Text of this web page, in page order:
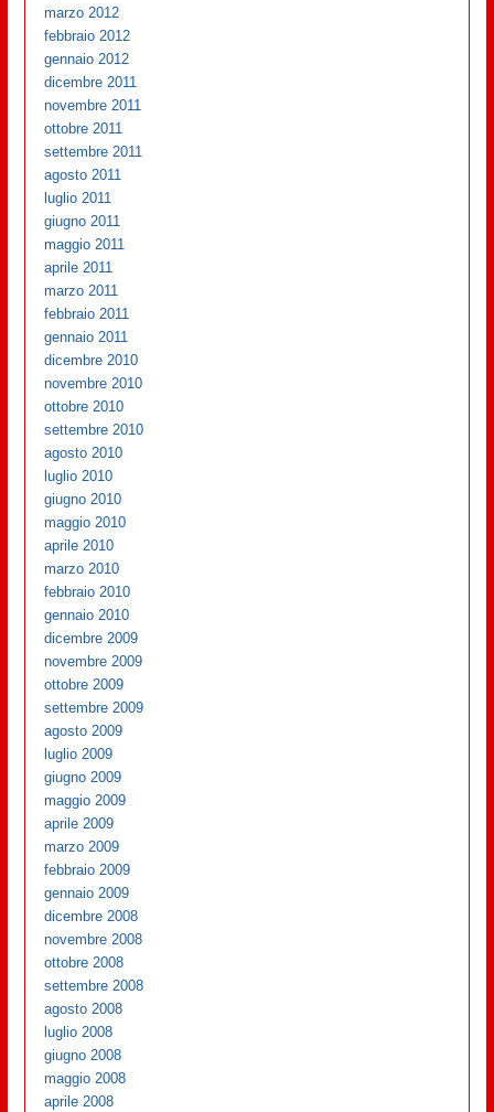
marzo 2012
febbraio 2012
gennaio 2012
dicembre 2011
novembre 2011
ottobre 2011
settembre 2011
agosto 2011
luglio 2011
giugno 2011
maggio 2011
aprile 2011
marzo 2011
febbraio 2011
gennaio 2011
dicembre 2010
novembre 2010
ottobre 2010
settembre 2010
agosto 2010
luglio 2010
giugno 2010
maggio 2010
aprile 2010
marzo 2010
febbraio 2010
gennaio 2010
dicembre 2009
novembre 2009
ottobre 2009
settembre 2009
agosto 2009
luglio 2009
giugno 2009
maggio 2009
aprile 2009
marzo 2009
febbraio 2009
gennaio 2009
dicembre 2008
novembre 2008
ottobre 2008
settembre 2008
agosto 2008
luglio 2008
giugno 2008
maggio 2008
aprile 2008